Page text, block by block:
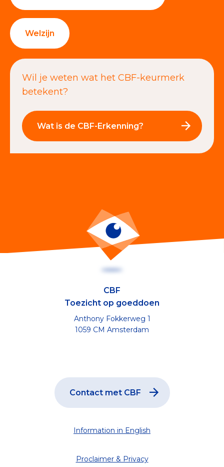
Welzijn
Wil je weten wat het CBF-keurmerk
betekent?
Wat is de CBF-Erkenning?
CBF
Toezicht op goeddoen
Anthony Fokkerweg 1
1059 CM Amsterdam
Contact met CBF
Information in English
Proclaimer & Privacy